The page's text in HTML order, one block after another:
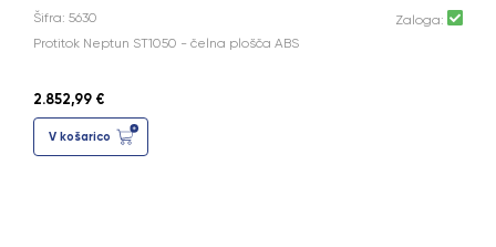
Šifra: 5630
Zaloga:
Protitok Neptun ST1050 - čelna plošča ABS
2.852,99 €
V košarico